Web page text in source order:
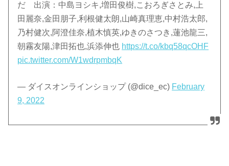
だ 出演：中島ヨシキ,増田俊樹,こおろぎさとみ,上
田麗奈,金田朋子,利根健太朗,山崎真理恵,中村浩太郎,
乃村健次,阿澄佳奈,植木慎英,ゆきのさつき,蓮池龍三,
朝霧友陽,津田拓也,浜添伸也 https://t.co/kbq58qcOHF
pic.twitter.com/W1wdrpmbqK
— ダイスオンラインショップ (@dice_ec) February
9, 2022